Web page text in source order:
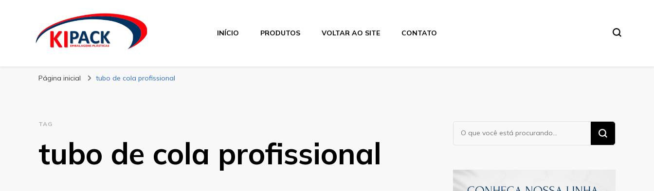
Kipack
INÍCIO PRODUTOS VOLTAR AO SITE CONTATO
Página inicial tubo de cola profissional
TAG
tubo de cola profissional
Procurando
algo?